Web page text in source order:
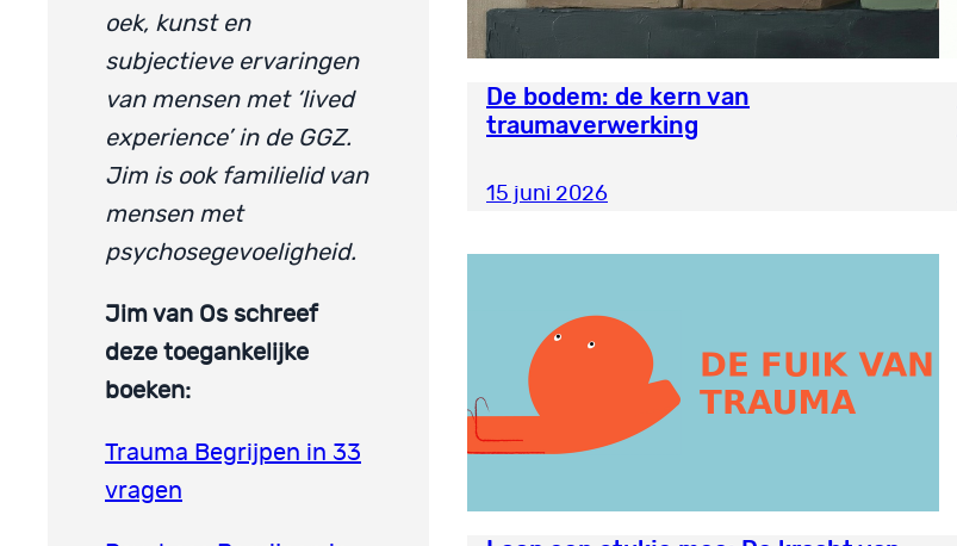
oek, kunst en
subjectieve ervaringen
van mensen met ‘lived
experience’ in de GGZ.
Jim is ook familielid van
mensen met
psychosegevoeligheid.
Jim van Os schreef
deze toegankelijke
boeken:
Trauma Begrijpen in 33
vragen
De bodem: de kern van
traumaverwerking
15 juni 2026